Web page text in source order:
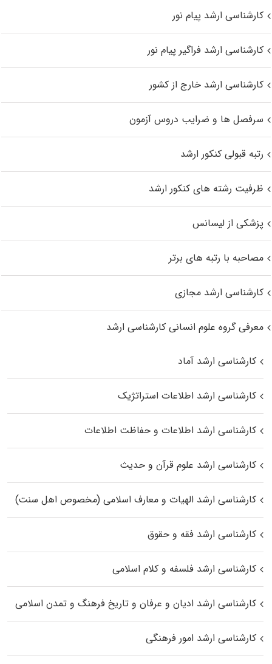
کارشناسی ارشد پیام نور
کارشناسی ارشد فراگیر پیام نور
کارشناسی ارشد خارج از کشور
سرفصل ها و ضرایب دروس آزمون
رتبه قبولی کنکور ارشد
ظرفیت رشته های کنکور ارشد
پزشکی از لیسانس
مصاحبه با رتبه های برتر
کارشناسی ارشد مجازی
معرفی گروه علوم انسانی کارشناسی ارشد
کارشناسی ارشد آماد
کارشناسی ارشد اطلاعات استراتژیک
کارشناسی ارشد اطلاعات و حفاظت اطلاعات
کارشناسی ارشد علوم قرآن و حدیث
کارشناسی ارشد الهیات و معارف اسلامی (مخصوص اهل سنت)
کارشناسی ارشد فقه و حقوق
کارشناسی ارشد فلسفه و کلام اسلامی
کارشناسی ارشد ادیان و عرفان و تاریخ فرهنگ و تمدن اسلامی
کارشناسی ارشد امور فرهنگی